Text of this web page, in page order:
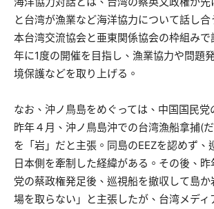
と台湾が漁業など海洋協力について話し
本台湾交流協会と亜東関係協会の枠組みで
年に1度の開催を目指し、漁業協力や問題
境保護などを取り上げる。
なお、沖ノ鳥島をめぐっては、中国国民
昨年４月、沖ノ鳥島沖での台湾漁船拿捕(
を「岩」だと主張。同島のEEZを認めず、
日本側を牽制した経緯がある。その後、
党の蔡政権発足後、巡視船を撤収して島か
場を取らない」と主張したが、台湾メデ